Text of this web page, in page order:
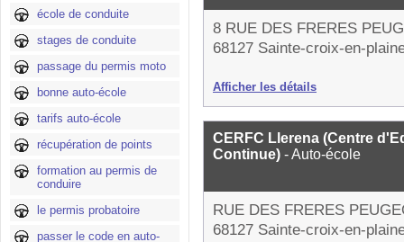
école de conduite
stages de conduite
passage du permis moto
bonne auto-école
tarifs auto-école
récupération de points
formation au permis de
conduire
le permis probatoire
passer le code en auto-
8 RUE DES FRERES
68127 Sainte-croix-en-
Afficher les détails
CERFC Llerena (Centre
Continue) - Auto-école
RUE DES FRERES
68127 Sainte-croix-en-